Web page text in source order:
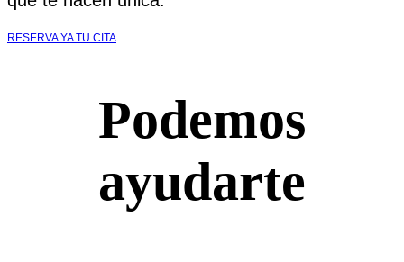
RESERVA YA TU CITA
Podemos
ayudarte